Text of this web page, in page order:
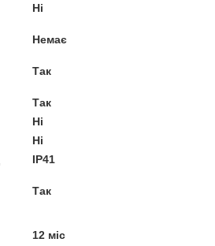
Ні
Немає
Так
Так
Ні
Ні
IP41
Так
12 міс